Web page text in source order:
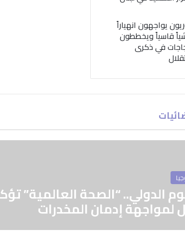
يواجهون انهياراً
قاسياً ويخططون
في ذكرى
الدولي.. “الصحة العالمية”
لمواجهة إدمان المخدرات